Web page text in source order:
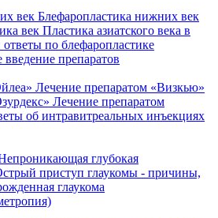
век Блефаропластика нижних век
век Пластика азиатского века в
по блефаропластике
препаратов
Лечение препаратом «Визкью»
Лечение препаратом
об интравитреальных инъекциях
глубокая
приступ глаукомы - причины,
глаукома